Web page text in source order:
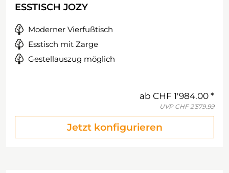
ESSTISCH JOZY
Moderner Vierfußtisch
Esstisch mit Zarge
Gestellauszug möglich
ab CHF 1'984.00
UVP CHF 2'579.99
Jetzt konfigurieren